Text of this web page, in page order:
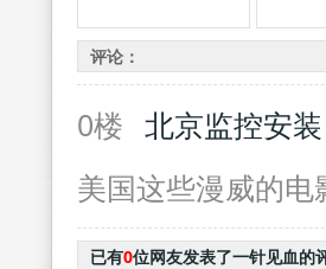
评论：
0楼 北京监控安装
美国这些漫威的
已有0位网友发表了一针见血的